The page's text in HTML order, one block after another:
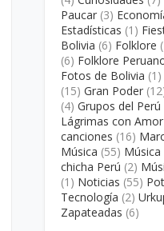
Paucar (3)
Estadísticas (1)
Bolivia (6) Folklore
(6) Folklore
Fotos de Bolivia (1)
(15) Gran Poder
(4) Grupos del Perú
Lágrimas con Amor
canciones (16)
Música (55) Música
chicha Perú (2)
(1) Noticias (55)
Tecnología (2)
Zapateadas (6)